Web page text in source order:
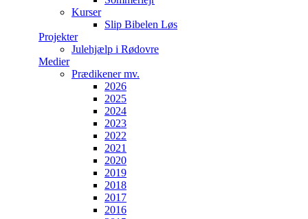
Kurser
Slip Bibelen Løs
Projekter
Julehjælp i Rødovre
Medier
Prædikener mv.
2026
2025
2024
2023
2022
2021
2020
2019
2018
2017
2016